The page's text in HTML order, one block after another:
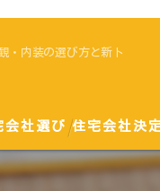
・内装の選び方と新ト
会社選び 住宅会社決